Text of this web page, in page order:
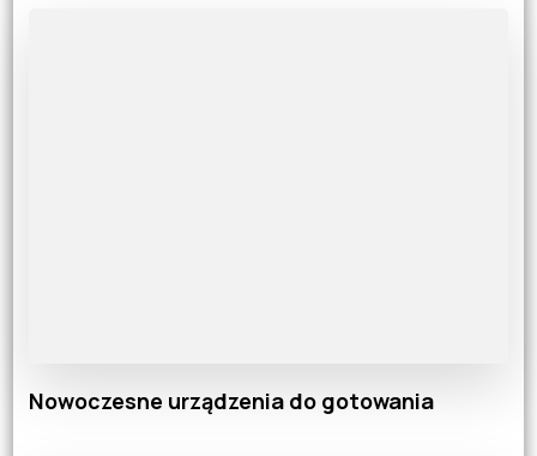
Nowoczesne urządzenia do gotowania